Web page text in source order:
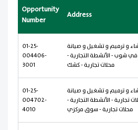
Opportunity
Number
Address
01-25-
004406-
3001
و ترميم و تشغيل و صيانة
شوب - الأنشطة التجارية -
محلات تجارية - كشك
01-25-
004702-
4010
و ترميم و تشغيل و صيانة
تجارية - الأنشطة التجارية -
محلات تجارية - سوق مركزي